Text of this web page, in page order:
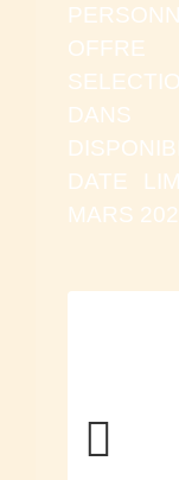
OFFRE
DATE
MARS